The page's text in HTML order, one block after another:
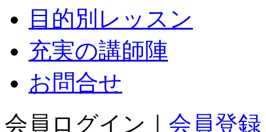
目的別レッスン
充実の講師陣
お問合せ
会員ログイン｜ 会員登録